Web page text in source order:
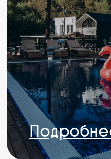
Канатки
Поднимитесь на
вершины гор Архыза